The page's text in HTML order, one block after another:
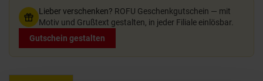
Lieber verschenken? ROFU Geschenkgutschein — mit
Motiv und Grußtext gestalten, in jeder Filiale einlösbar.
Gutschein gestalten